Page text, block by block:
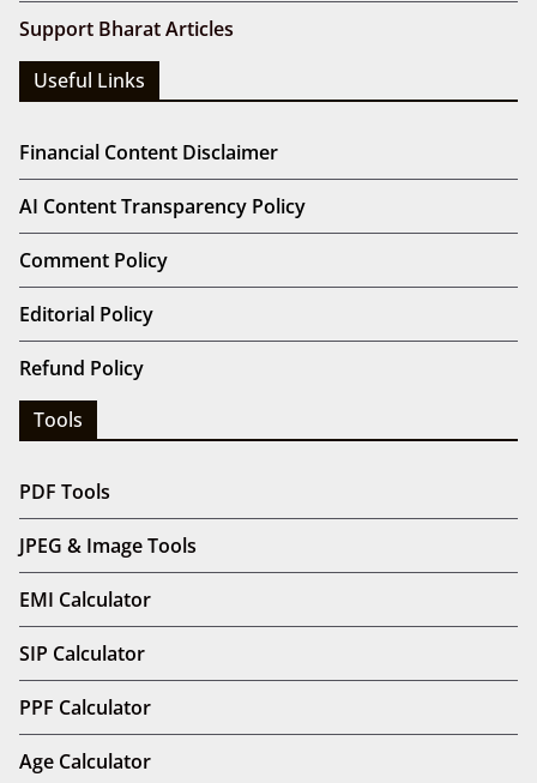
Support Bharat Articles
Useful Links
Financial Content Disclaimer
AI Content Transparency Policy
Comment Policy
Editorial Policy
Refund Policy
Tools
PDF Tools
JPEG & Image Tools
EMI Calculator
SIP Calculator
PPF Calculator
Age Calculator